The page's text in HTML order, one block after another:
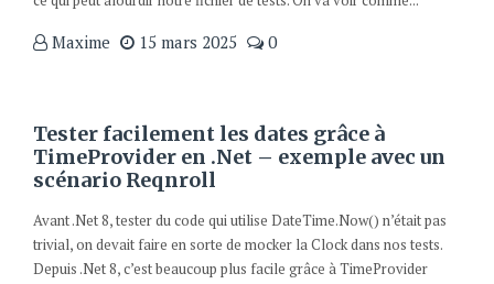
Maxime 15 mars 2025 0
Tester facilement les dates grâce à
TimeProvider en .Net – exemple avec un
scénario Reqnroll
Avant .Net 8, tester du code qui utilise DateTime.Now() n’était pas
trivial, on devait faire en sorte de mocker la Clock dans nos tests.
Depuis .Net 8, c’est beaucoup plus facile grâce à TimeProvider